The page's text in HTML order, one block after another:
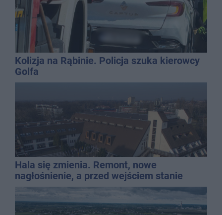
Kolizja na Rąbinie. Policja szuka kierowcy
Golfa
Hala się zmienia. Remont, nowe
nagłośnienie, a przed wejściem stanie
QEMETICA ARENA